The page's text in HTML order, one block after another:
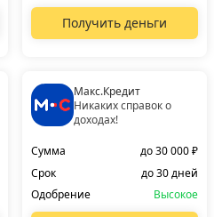
Получить деньги
Макс.Кредит
Никаких справок о
доходах!
Сумма
до 30 000 ₽
Срок
до 30 дней
Одобрение
Высокое